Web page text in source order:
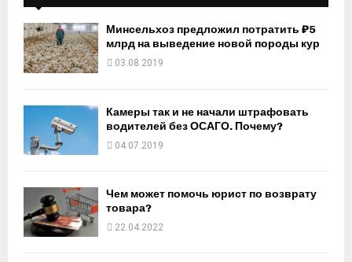
Минсельхоз предложил потратить ₽5
млрд на выведение новой породы кур
03.08.2019
Камеры так и не начали штрафовать
водителей без ОСАГО. Почему?
04.07.2019
Чем может помочь юрист по возврату
товара?
22.04.2022